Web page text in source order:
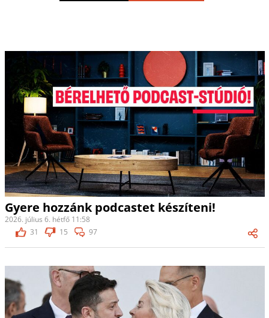
Gyere hozzánk podcastet készíteni!
2026. július 6. hétfő 11:58
31
15 97